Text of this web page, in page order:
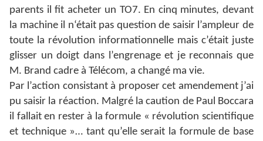
parents il fit acheter un TO7. En cinq minutes, devant
la machine il n‘était pas question de saisir l’ampleur de
toute la révolution informationnelle mais c’était juste
glisser un doigt dans l’engrenage et je reconnais que
M. Brand cadre à Télécom, a changé ma vie.
Par l’action consistant à proposer cet amendement j’ai
pu saisir la réaction. Malgré la caution de Paul Boccara
il fallait en rester à la formule « révolution scientifique
et technique »… tant qu’elle serait la formule de base